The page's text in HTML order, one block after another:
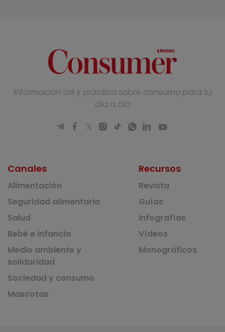
Información útil y práctica sobre consumo para tu
día a día
Canales
Alimentación
Seguridad alimentaria
Salud
Bebé e infancia
Medio ambiente y
solidaridad
Sociedad y consumo
Mascotas
Recursos
Revista
Guías
Infografías
Vídeos
Monográficos